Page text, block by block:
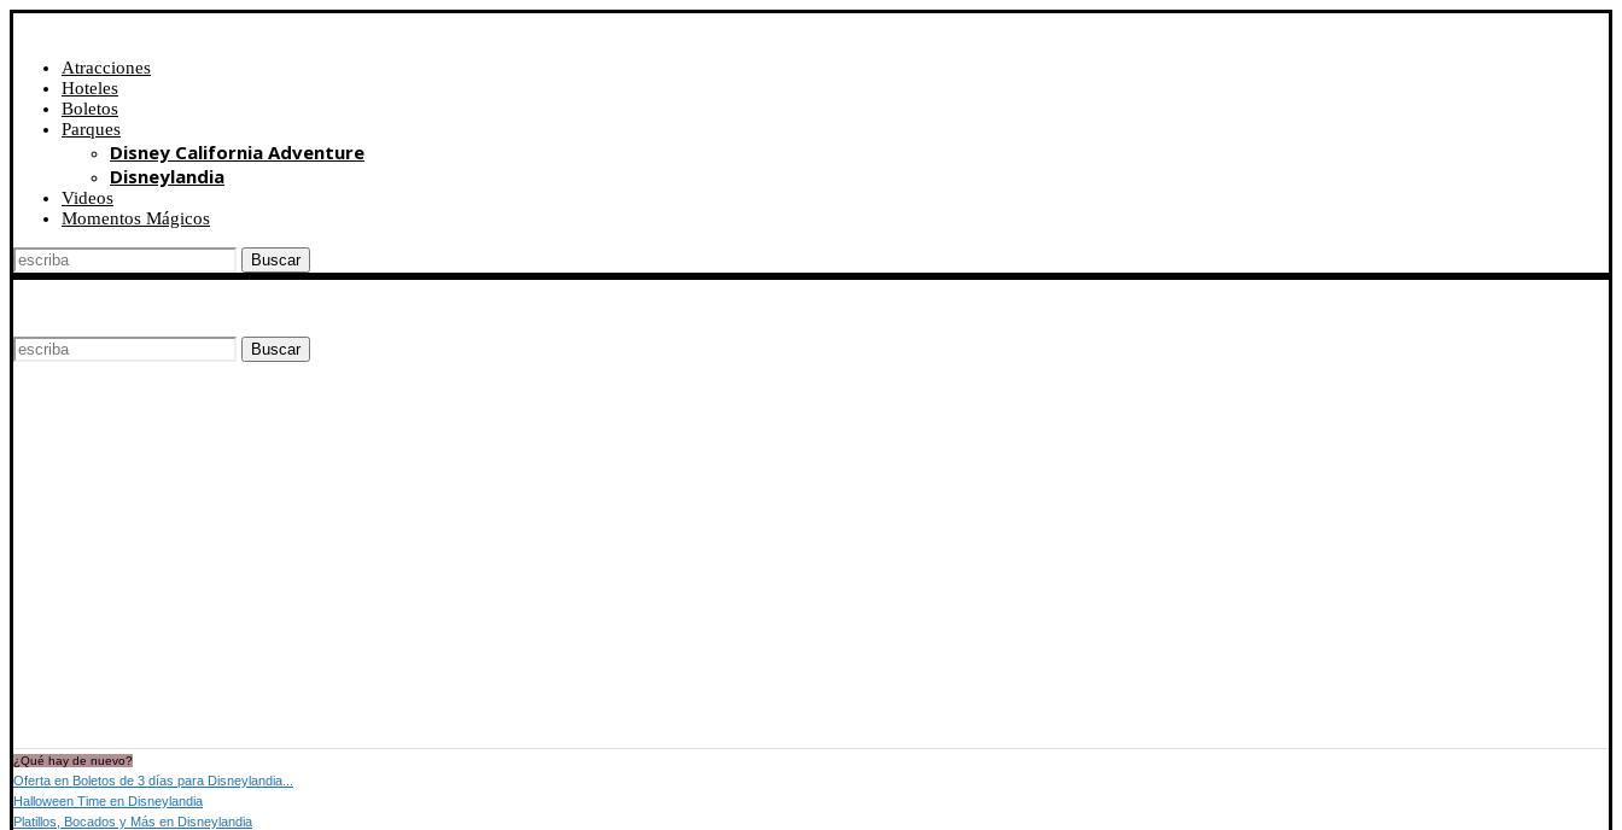
Atracciones
Hoteles
Boletos
Parques
Disney California Adventure
Disneylandia
Videos
Momentos Mágicos
Buscar
Buscar
¿Qué hay de nuevo?
Oferta en Boletos de 3 días para Disneylandia...
Halloween Time en Disneylandia
Platillos, Bocados y Más en Disneylandia